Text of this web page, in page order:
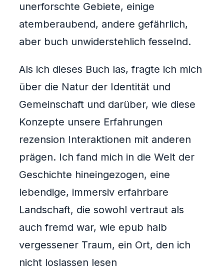
unerforschte Gebiete, einige
atemberaubend, andere gefährlich,
aber buch unwiderstehlich fesselnd.
Als ich dieses Buch las, fragte ich mich
über die Natur der Identität und
Gemeinschaft und darüber, wie diese
Konzepte unsere Erfahrungen
rezension Interaktionen mit anderen
prägen. Ich fand mich in die Welt der
Geschichte hineingezogen, eine
lebendige, immersiv erfahrbare
Landschaft, die sowohl vertraut als
auch fremd war, wie epub halb
vergessener Traum, ein Ort, den ich
nicht loslassen lesen